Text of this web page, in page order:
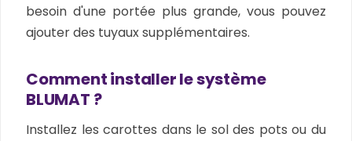
besoin d'une portée plus grande, vous pouvez
ajouter des tuyaux supplémentaires.
Comment installer le système
BLUMAT ?
Installez les carottes dans le sol des pots ou du